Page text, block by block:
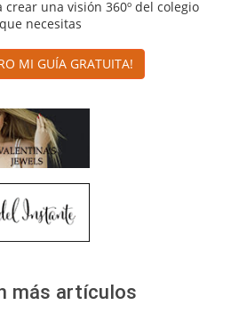
crear una visión 360º del colegio
que necesitas
MI GUÍA GRATUITA!
más artículos